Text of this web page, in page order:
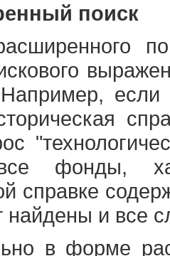
поиск
фонды,
справке
найдены и все
в форме